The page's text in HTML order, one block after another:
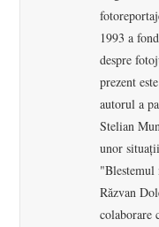
1993 a
despre
prezent
autorul a
Stelian
unor
"Blestemul
Răzvan
colaborare